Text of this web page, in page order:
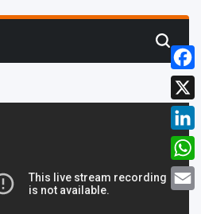
Search
X